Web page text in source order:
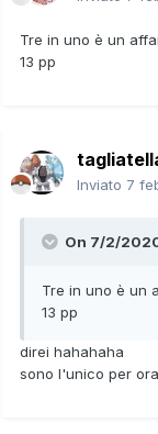
Tre in uno è un
13 pp
Inviato 7
On 7/2/
Tre in uno è un
13 pp
direi hahahaha
sono l'unico per